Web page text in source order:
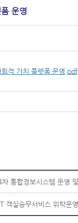
운영
적 가치 플랫폼 운영.pdf
통합정보시스템 운영
객실승무서비스 위탁운영